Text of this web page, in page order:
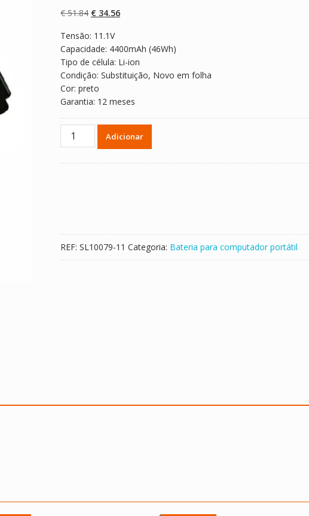
com base em
classificaçõe
€51.84 O
original
era:
€ 51.84.
€ 34.56O
é:
€ 34.56.
Tensão: 11.1V
Capacidade: 4400mAh (46Wh)
Tipo de célula: Li-ion
Condição: Substituição, Novo em folha
Cor: preto
Garantia: 12 meses
Quantidade
Adicionar
REF: SL10079-11 Categoria: Bateria para computador portátil